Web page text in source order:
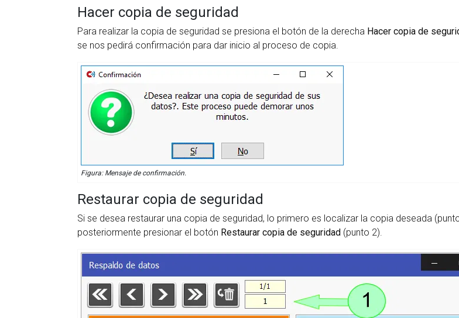
Hacer copia de seguridad
Para realizar la copia de seguridad se presiona el botón de la derecha Hacer copia de
se nos pedirá confirmación para dar inicio al proceso de copia.
Figura: Mensaje de confirmación.
Restaurar copia de seguridad
Si se desea restaurar una copia de seguridad, lo primero es localizar la copia deseada
posteriormente presionar el botón Restaurar copia de seguridad (punto 2).